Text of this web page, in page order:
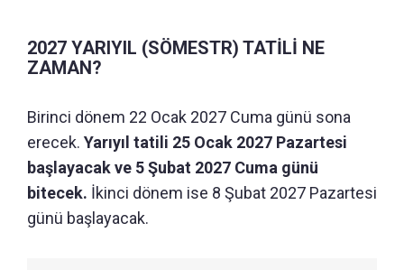
2027 YARIYIL (SÖMESTR) TATİLİ NE
ZAMAN?
Birinci dönem 22 Ocak 2027 Cuma günü sona
erecek. Yarıyıl tatili 25 Ocak 2027 Pazartesi
başlayacak ve 5 Şubat 2027 Cuma günü
bitecek. İkinci dönem ise 8 Şubat 2027 Pazartesi
günü başlayacak.